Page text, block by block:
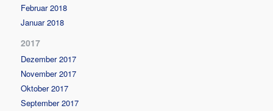
Februar 2018
Januar 2018
2017
Dezember 2017
November 2017
Oktober 2017
September 2017